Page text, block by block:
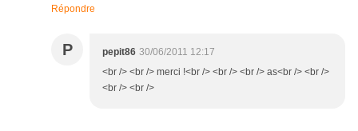
Répondre
P pepit86 30/06/2011 12:17
<br /> <br /> merci !<br /> <br /> <br /> as<br /> <br />
<br /> <br />